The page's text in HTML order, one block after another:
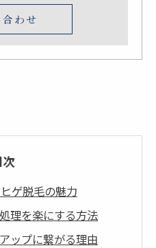
わせ
次
ゲ脱毛の魅力
理を楽にする方法
ップに繋がる理由